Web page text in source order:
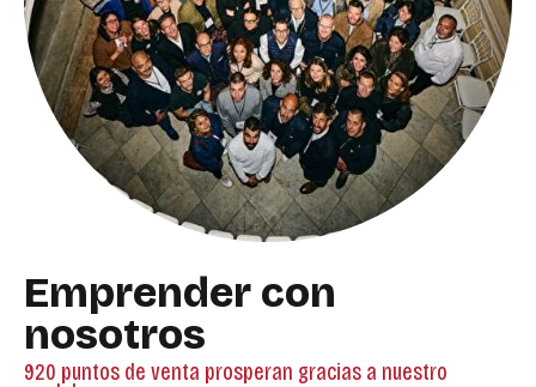
Emprender con
nosotros
920 puntos de venta prosperan gracias a nuestro